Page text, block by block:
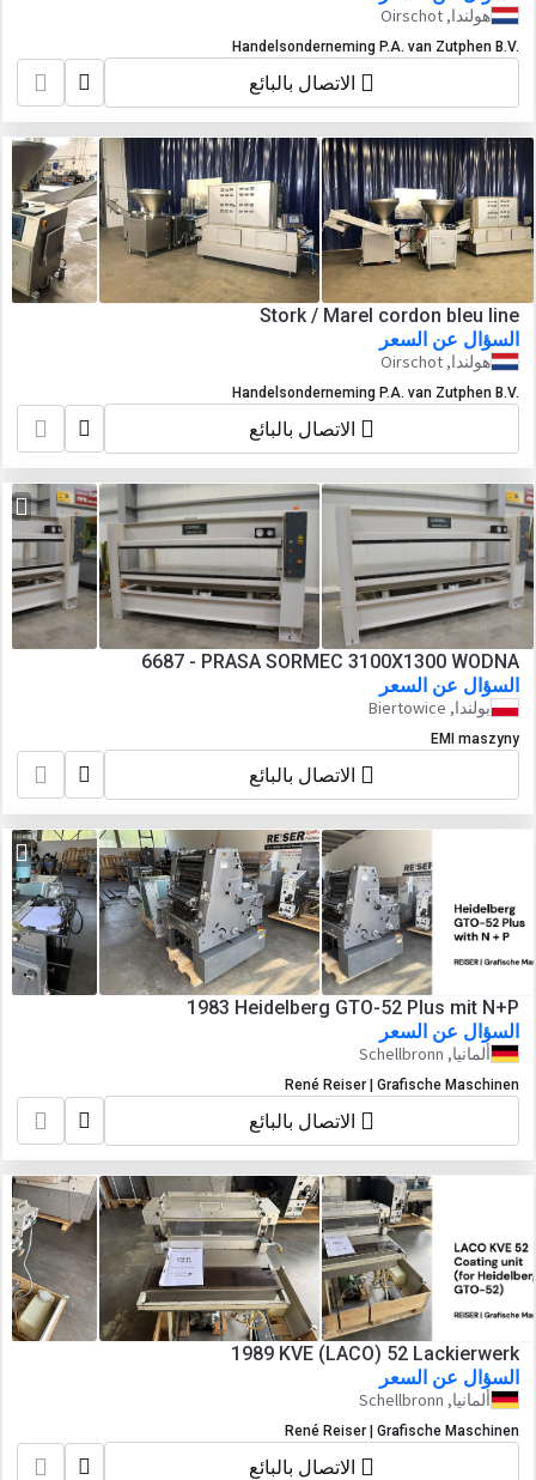
هولندا, Oirschot
Handelsonderneming P.A. van Zutphen B.V.
الاتصال بالبائع
Stork / Marel cordon bleu line
السؤال عن السعر
هولندا, Oirschot
Handelsonderneming P.A. van Zutphen B.V.
الاتصال بالبائع
6687 - PRASA SORMEC 3100X1300 WODNA
السؤال عن السعر
بولندا, Biertowice
EMI maszyny
الاتصال بالبائع
1983 Heidelberg GTO-52 Plus mit N+P
السؤال عن السعر
ألمانيا, Schellbronn
René Reiser | Grafische Maschinen
الاتصال بالبائع
1989 KVE (LACO) 52 Lackierwerk
السؤال عن السعر
ألمانيا, Schellbronn
René Reiser | Grafische Maschinen
الاتصال بالبائع